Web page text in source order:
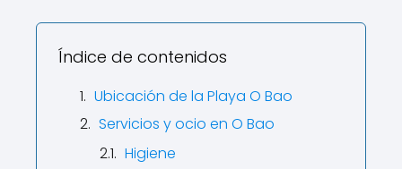
Índice de contenidos
Ubicación de la Playa O Bao
Servicios y ocio en O Bao
Higiene